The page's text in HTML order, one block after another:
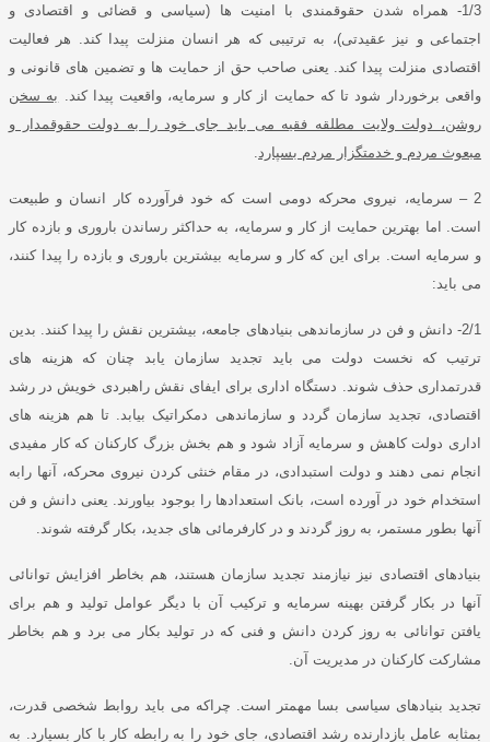
1/3- همراه شدن حقوقمندی با امنیت ها (سیاسی و قضائی و اقتصادی و
اجتماعی و نیز عقیدتی)، به ترتیبی که هر انسان منزلت پیدا کند
هر فعالیت
اقتصادی منزلت پیدا کند
یعنی صاحب حق از حمایت ها و تضمین های قانونی و
واقعی برخوردار شود تا که حمایت از کار و سرمایه، واقعیت پیدا کند
به سخن
روشن، دولت ولایت مطلقه فقیه می باید جای خود را به دولت حقوقمدار و
مبعوث مردم و خدمتگزار مردم بسپارد
2 –
سرمایه، نیروی محرکه دومی است که خود فرآورده کار انسان و طبیعت
است
اما بهترین حمایت از کار و سرمایه، به حداکثر رساندن باروری و بازده کار
و سرمایه است
برای این که کار و سرمایه بیشترین باروری و بازده را پیدا کنند،
می باید :
2/1- دانش و فن در سازماندهی بنیادهای جامعه، بیشترین نقش را پیدا کنند
بدین
ترتیب که نخست دولت می باید تجدید سازمان یابد چنان که هزینه های
قدرتمداری حذف شوند
دستگاه اداری برای ایفای نقش راهبردی خویش در رشد
اقتصادی، تجدید سازمان گردد و سازماندهی دمکراتیک بیابد
تا هم هزینه های
اداری دولت کاهش و سرمایه آزاد شود و هم بخش بزرگ کارکنان که کار مفیدی
انجام نمی دهند و دولت استبدادی، در مقام خنثی کردن نیروی محرکه، آنها رابه
استخدام خود در آورده است، بانک استعدادها را بوجود بیاورند
یعنی دانش و فن
آنها بطور مستمر، به روز گردند و در کارفرمائی های جدید، بکار گرفته شوند
بنیادهای اقتصادی نیز نیازمند تجدید سازمان هستند، هم بخاطر افزایش توانائی
آنها در بکار گرفتن بهینه سرمایه و ترکیب آن با دیگر عوامل تولید و هم برای
یافتن توانائی به روز کردن دانش و فنی که در تولید بکار می برد و هم بخاطر
مشارکت کارکنان در مدیریت آن
تجدید بنیادهای سیاسی بسا مهمتر است
چراکه می باید روابط شخصی قدرت،
بمثابه عامل بازدارنده رشد اقتصادی، جای خود را به رابطه کار با کار بسپارد
به